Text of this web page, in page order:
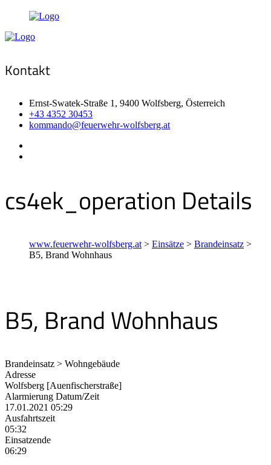
Kontakt
Ernst-Swatek-Straße 1, 9400 Wolfsberg, Österreich
+43 4352 30453
kommando@feuerwehr-wolfsberg.at
cs4ek_operation Details
www.feuerwehr-wolfsberg.at > Einsätze > Brandeinsatz >
B5, Brand Wohnhaus
B5, Brand Wohnhaus
Brandeinsatz > Wohngebäude
Adresse
Wolfsberg [Auenfischerstraße]
Alarmierung Datum/Zeit
17.01.2021 05:29
Ausfahrtszeit
05:32
Einsatzende
06:29